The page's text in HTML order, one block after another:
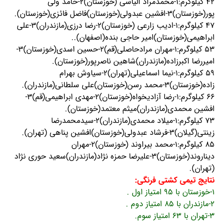
پور(خوزستان)3-افشین عبدولی(خوزستان)فاضل فائزی(خوزستان).
47 کیلوگرم:1-ادیب زارعی (خوزستان)2-رضا درزی(مازندران)3-علی
ابراهیمی(خوزستان)امیر حاجی بنده(اصفهان)..
53 کیلوگرم:1-مهران مرادحاصلی(قم)2-حسین اسدی(خوزستان)3-
امیررضا اکبرزاده(مازندران)شاهین ناصرپور(خوزستان).
59 کیلوگرم:1-نیما اسماعیلی(تهران)2-سیاوش بهرام
زاده(خوزستان)3-محمد رسن(خوزستان)علی سلطانی(مازندران).
66 کیلوگرم:1-رضا آزادیخواه(خوزستان)2-مهدی ابراهیمی(قم)3-
افشین محمدی(مازندران)میثم معتمد(خوزستان).
73 کیلوگرم:1-میلاد محمدی(مازندران)2-سیدمحمدرضا
زینتی(گیلان)3-فرشاد عبدولی(خوزستان)افشین پناهی (تهران).
85 کیلوگرم:1-
محمد بیراوند (خوزستان)2-مهران
دیناروند(خوزستان)3-علیرضا حمزه نژاد(مازندران)سعید حوری نژاد
(تهران).
نتایج تیمی کشتی فرنگی:
1-خوزستان با 95 امتیاز اول .
2-مازندران با 85 امتیاز دوم .
3-تهران با 63 امتیاز سوم.